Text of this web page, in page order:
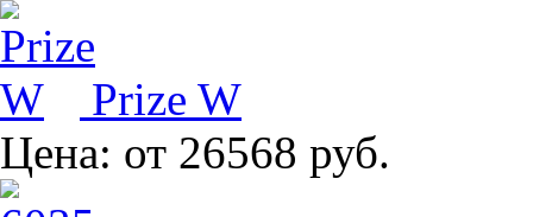
Prize W
Цена: от 26568 руб.